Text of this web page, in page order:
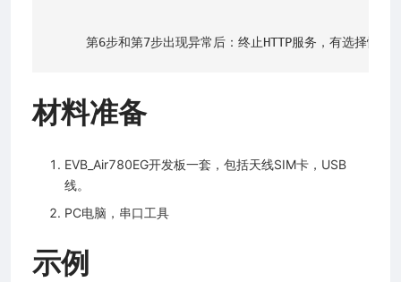
材料准备
EVB_Air780EG开发板一套，包括天线SIM卡，USB
线。
PC电脑，串口工具
示例